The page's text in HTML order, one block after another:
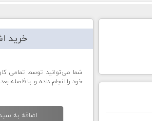
خرید
شما می‌توانید توسط تمامی
خود را انجام داده و بلافاصله
اضافه به